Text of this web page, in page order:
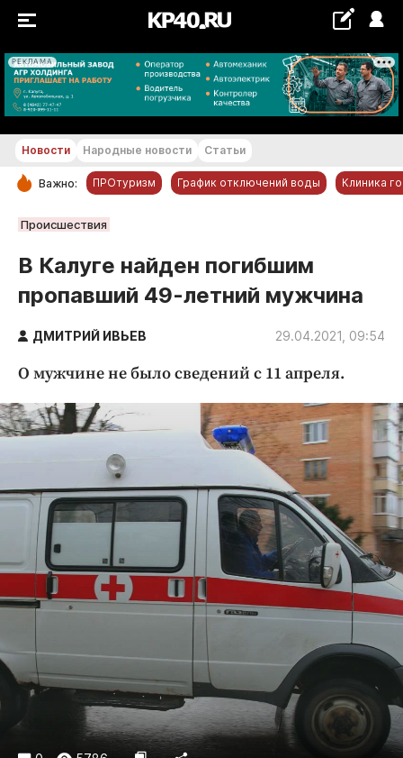
РЕКЛАМА
+25...+26 °С
РУБРИКИ
Новости компаний
Статьи
Народные новости
Авто и транспорт
Криминал
Недвижимость и ЖКХ
Образование
Общество
Погода
Праздники
Происшествия
Экономика и бизнес
ПРОЕКТЫ
Блоги
Новости Народные новости Статьи
Важно: ПРОтуризм График отключений воды Клиника
Происшествия
В Калуге найден погибшим
пропавший 49-летний мужчина
ДМИТРИЙ ИВЬЕВ 29.04.2021, 09:54
О мужчине не было сведений с 11 апреля.